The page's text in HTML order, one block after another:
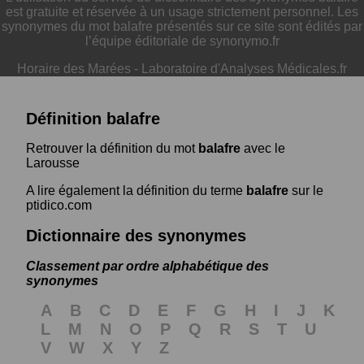
est gratuite et réservée à un usage strictement personnel. Les
synonymes du mot balafre présentés sur ce site sont édités par
l’équipe éditoriale de synonymo.fr
Horaire des Marées - Laboratoire d'Analyses Médicales.fr
Définition balafre
Retrouver la définition du mot balafre avec le
Larousse
A lire également la définition du terme balafre sur le
ptidico.com
Dictionnaire des synonymes
Classement par ordre alphabétique des
synonymes
A B C D E F G H I J
K
L
M N O P Q R S T
U
V
W X Y Z